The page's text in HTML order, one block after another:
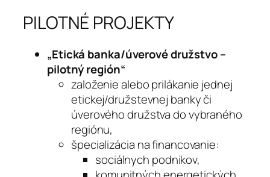
PILOTNÉ PROJEKTY
„Etická banka/úverové družstvo –
pilotný región“
založenie alebo prilákanie jednej
etickej/družstevnej banky či
úverového družstva do vybraného
regiónu,
špecializácia na financovanie:
sociálnych podnikov,